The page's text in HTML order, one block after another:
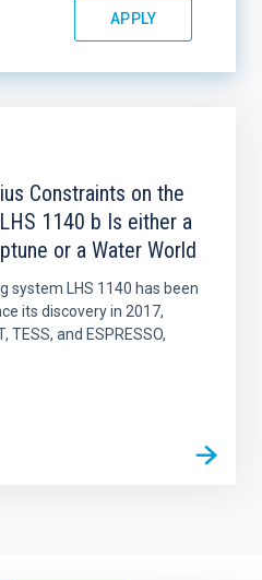
Constraints on the
1140 b Is either a
or a Water World
system LHS 1140 has been
its discovery in 2017,
and ESPRESSO,